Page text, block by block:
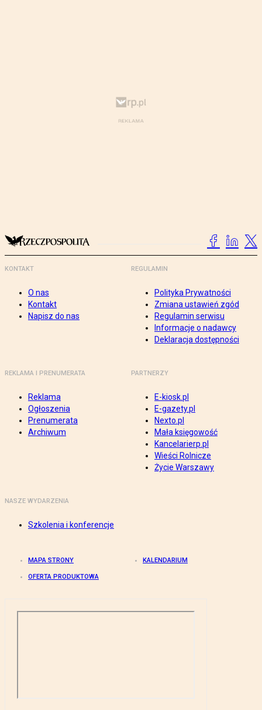
KONTAKT
O nas
Kontakt
Napisz do nas
REGULAMIN
Polityka Prywatności
Zmiana ustawień zgód
Regulamin serwisu
Informacje o nadawcy
Deklaracja dostępności
REKLAMA I PRENUMERATA
Reklama
Ogłoszenia
Prenumerata
Archiwum
PARTNERZY
E-kiosk.pl
E-gazety.pl
Nexto.pl
Mała księgowość
Kancelarierp.pl
Wieści Rolnicze
Życie Warszawy
NASZE WYDARZENIA
Szkolenia i konferencje
MAPA STRONY KALENDARIUM
OFERTA PRODUKTOWA